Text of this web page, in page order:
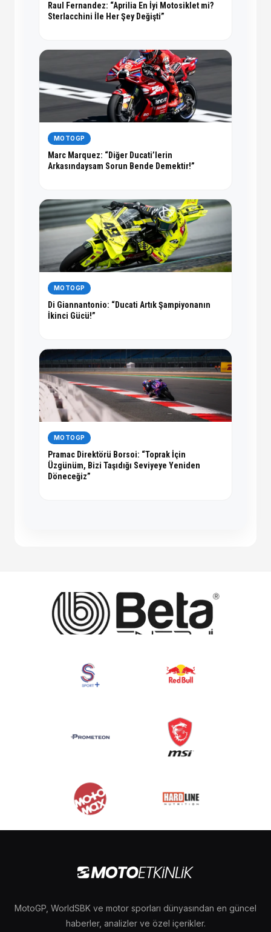
Raul Fernandez: “Aprilia En İyi Motosiklet mi?
Sterlacchini İle Her Şey Değişti”
MOTOGP
Marc Marquez: “Diğer Ducati’lerin
Arkasındaysam Sorun Bende Demektir!”
MOTOGP
Di Giannantonio: “Ducati Artık Şampiyonanın
İkinci Gücü!”
MOTOGP
Pramac Direktörü Borsoi: “Toprak İçin
Üzgünüm, Bizi Taşıdığı Seviyeye Yeniden
Döneceğiz”
MotoGP, WorldSBK ve motor sporları dünyasından en güncel
haberler, analizler ve özel içerikler.